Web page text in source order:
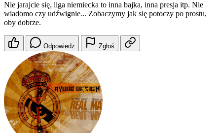
Nie jarajcie się, liga niemiecka to inna bajka, inna presja itp. Nie
wiadomo czy udźwignie... Zobaczymy jak się potoczy po prostu,
oby dobrze.
Odpowiedz Zgłoś